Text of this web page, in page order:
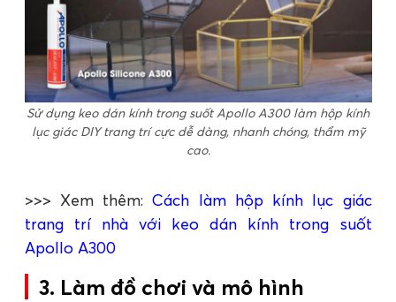
Sử dụng keo dán kính trong suốt Apollo A300 làm hộp kính
lục giác DIY trang trí cực dễ dàng, nhanh chóng, thẩm mỹ
cao.
>>> Xem thêm:Cách làm hộp kính lục giác
trang trí nhà với keo dán kính trong suốt
Apollo A300
3. Làm đồ chơi và mô hình